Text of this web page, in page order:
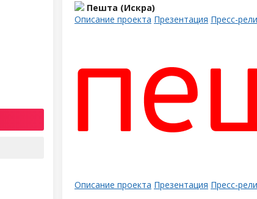
Пешта (Искра)
Описание проекта Презентация Пресс-
Описание проекта Презентация Пресс-